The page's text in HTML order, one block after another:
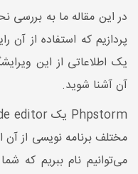
در این مقاله ما به بررسی
پردازیم که استفاده از آن
یک اطلاعاتی از این
آن آشنا شوید.
مختلف برنامه نویسی از آن
می‌توانیم نام ببریم که